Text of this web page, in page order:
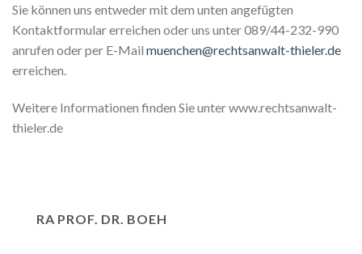
Sie können uns entweder mit dem unten angefügten
Kontaktformular erreichen oder uns unter 089/44-232-990
anrufen oder per E-Mail muenchen@rechtsanwalt-thieler.de
erreichen.
Weitere Informationen finden Sie unter www.rechtsanwalt-
thieler.de
RA PROF. DR. BOEH